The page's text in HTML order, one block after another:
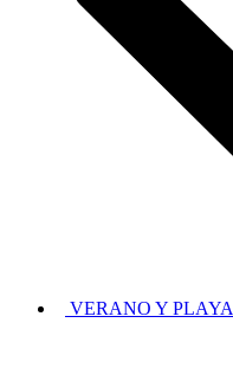
VERANO Y PLAYA